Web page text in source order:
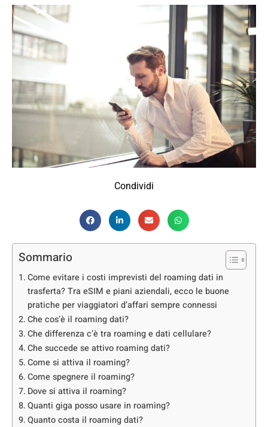
Condividi
Sommario
Come evitare i costi imprevisti del roaming dati in
trasferta? Tra eSIM e piani aziendali, ecco le buone
pratiche per viaggiatori d’affari sempre connessi
Che cos’è il roaming dati?
Che differenza c’è tra roaming e dati cellulare?
Che succede se attivo roaming dati?
Come si attiva il roaming?
Come spegnere il roaming?
Dove si attiva il roaming?
Quanti giga posso usare in roaming?
Quanto costa il roaming dati?